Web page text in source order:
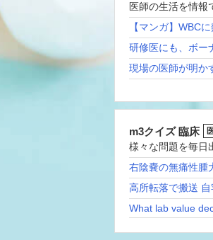
医師の生活を情報
【マンガ】WBC
研修医にも、ボー
現場の医師が明か
m3クイズ 臨床
様々な問題を毎日
右陰嚢の無痛性腫
高所転落で搬送